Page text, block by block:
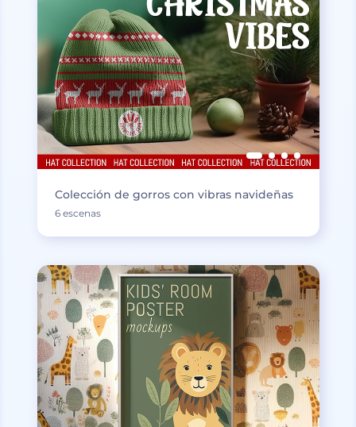
Colección de gorros con vibras navideñas
6 escenas